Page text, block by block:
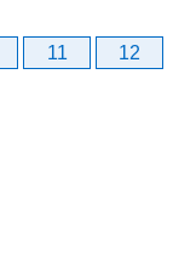
11
12